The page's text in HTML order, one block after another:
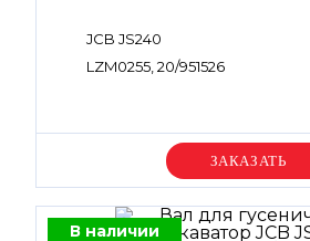
JCB JS240
LZM0255, 20/951526
Уточняйте цену
В наличии